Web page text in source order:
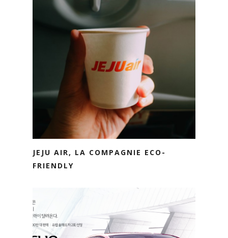
JEJU AIR, LA COMPAGNIE ECO-
FRIENDLY